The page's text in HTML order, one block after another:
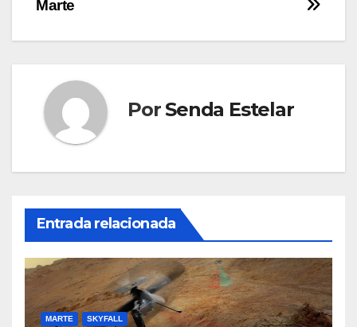
Marte
Por Senda Estelar
Entrada relacionada
MARTE SKYFALL